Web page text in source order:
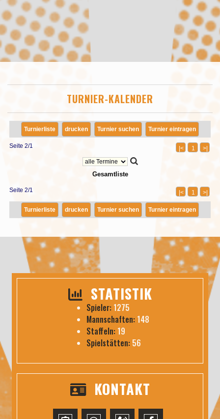
TURNIER-KALENDER
Turnierliste drucken Turnier suchen Turnier eintragen
Seite 2/1 |< 1 >|
Gesamtliste
Seite 2/1 |< 1 >|
Turnierliste drucken Turnier suchen Turnier eintragen
STATISTIK
Spieler: 1275
Mannschaften: 148
Staffeln: 19
Spielstätten: 56
KONTAKT